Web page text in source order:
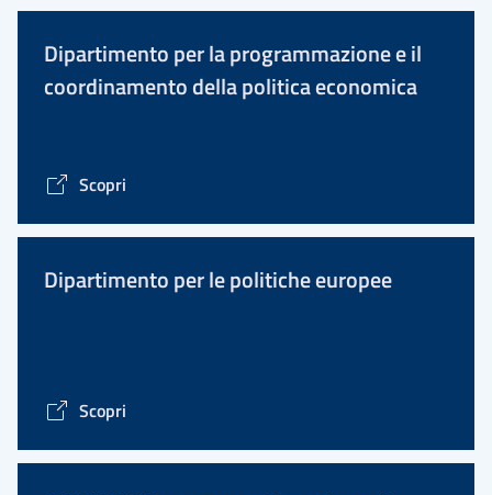
Dipartimento per la programmazione e il
coordinamento della politica economica
Scopri
Dipartimento per le politiche europee
Scopri